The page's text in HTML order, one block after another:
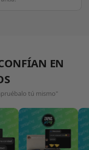
EN
tú mismo"